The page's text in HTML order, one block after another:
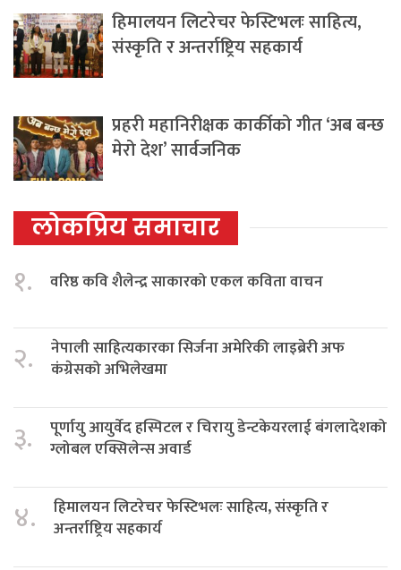
हिमालयन लिटरेचर फेस्टिभलः साहित्य,
संस्कृति र अन्तर्राष्ट्रिय सहकार्य
प्रहरी महानिरीक्षक कार्कीको गीत ‘अब बन्छ
मेरो देश’ सार्वजनिक
लोकप्रिय समाचार
१. वरिष्ठ कवि शैलेन्द्र साकारको एकल कविता वाचन
२.
नेपाली साहित्यकारका सिर्जना अमेरिकी लाइब्रेरी अफ
कंग्रेसको अभिलेखमा
३.
पूर्णायु आयुर्वेद हस्पिटल र चिरायु डेन्टकेयरलाई बंगलादेशको
ग्लोबल एक्सिलेन्स अवार्ड
४.
हिमालयन लिटरेचर फेस्टिभलः साहित्य, संस्कृति र
अन्तर्राष्ट्रिय सहकार्य